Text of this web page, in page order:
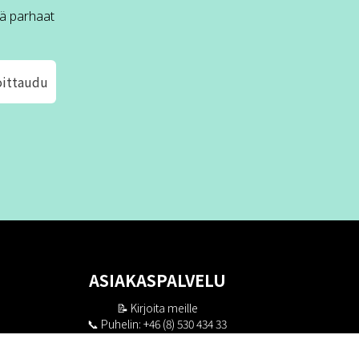
parhaat
ASIAKASPALVELU
📝 Kirjoita meille
📞 Puhelin: +46 (8) 530 434 33